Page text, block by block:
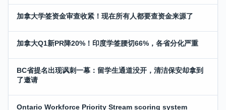
加拿大学签资金审查收紧！现在所有人都要查资金来源了
加拿大Q1新PR降20%！印度学签腰切66%，各省分化严重
BC省提名出现讽刺一幕：留学生通道没开，清洁保安却拿到
了邀请
Ontario Workforce Priority Stream scoring system